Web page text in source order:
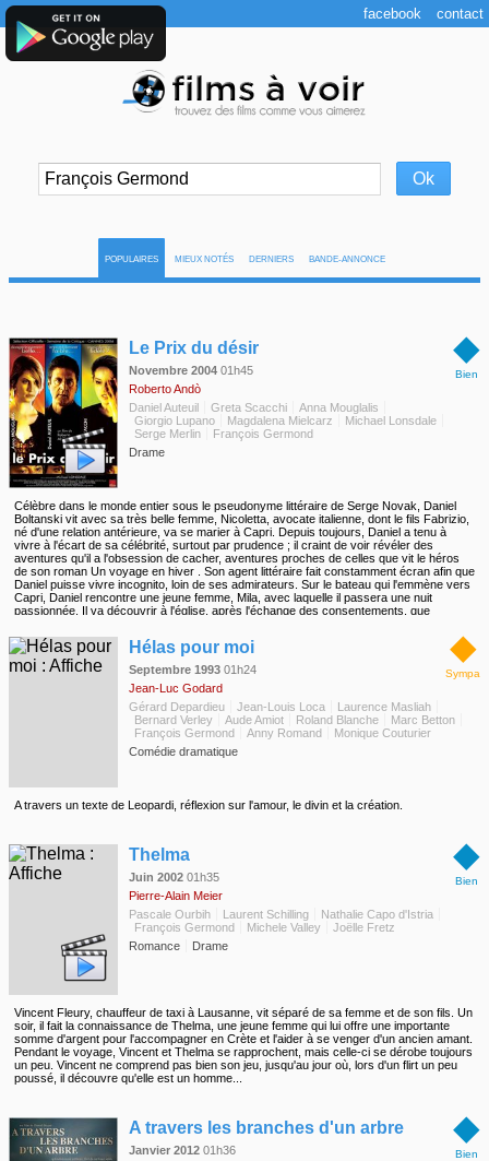
POPULAIRES MIEUX NOTÉS DERNIERS BANDE-ANNONCE
◆
Bien
Le Prix du désir
Novembre 2004 01h45
Roberto Andò
Daniel Auteuil
Greta Scacchi
Anna Mouglalis
Giorgio Lupano
Magdalena Mielcarz
Michael Lonsdale
Serge Merlin
François Germond
Drame
Célèbre dans le monde entier sous le pseudonyme littéraire de Serge Novak, Daniel
Boltanski vit avec sa très belle femme, Nicoletta, avocate italienne, dont le fils Fabrizio,
né d'une relation antérieure, va se marier à Capri. Depuis toujours, Daniel a tenu à
vivre à l'écart de sa célébrité, surtout par prudence ; il craint de voir révéler des
aventures qu'il a l'obsession de cacher, aventures proches de celles que vit le héros
de son roman Un voyage en hiver . Son agent littéraire fait constamment écran afin que
Daniel puisse vivre incognito, loin de ses admirateurs. Sur le bateau qui l'emmène vers
Capri, Daniel rencontre une jeune femme, Mila, avec laquelle il passera une nuit
passionnée. Il va découvrir à l'église, après l'échange des consentements, que
◆
Sympa
Hélas pour moi
Septembre 1993 01h24
Jean-Luc Godard
Gérard Depardieu
Jean-Louis Loca
Laurence Masliah
Bernard Verley
Aude Amiot Roland Blanche
Marc Betton
François Germond
Anny Romand
Monique Couturier
Comédie dramatique
A travers un texte de Leopardi, réflexion sur l'amour, le divin et la création.
◆
Bien
Thelma
Juin 2002 01h35
Pierre-Alain Meier
Pascale Ourbih
Laurent Schilling
Nathalie Capo d'Istria
François Germond
Michele Valley
Joëlle Fretz
Romance
Drame
Vincent Fleury, chauffeur de taxi à Lausanne, vit séparé de sa femme et de son fils. Un
soir, il fait la connaissance de Thelma, une jeune femme qui lui offre une importante
somme d'argent pour l'accompagner en Crète et l'aider à se venger d'un ancien amant.
Pendant le voyage, Vincent et Thelma se rapprochent, mais celle-ci se dérobe toujours
un peu. Vincent ne comprend pas bien son jeu, jusqu'au jour où, lors d'un flirt un peu
poussé, il découvre qu'elle est un homme...
◆
Bien
A travers les branches d'un arbre
Janvier 2012 01h36
facebook contact